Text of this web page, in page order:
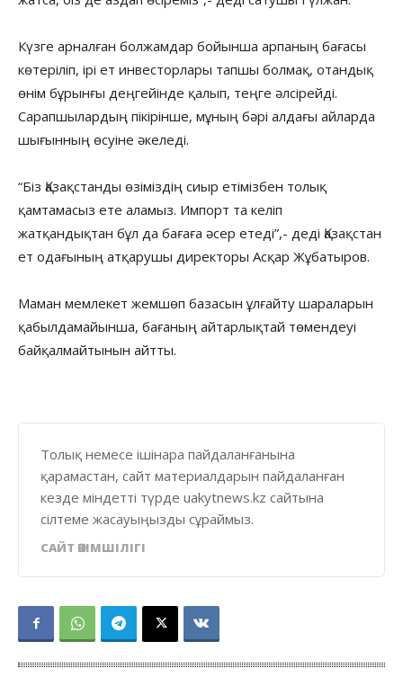
Күзге арналған болжамдар бойынша арпаның бағасы
көтеріліп, ірі ет инвесторлары тапшы болмақ, отандық
өнім бұрынғы деңгейінде қалып, теңге әлсірейді.
Сарапшылардың пікірінше, мұның бәрі алдағы айларда
шығынның өсуіне әкеледі.
“Біз Қазақстанды өзіміздің сиыр етімізбен толық
қамтамасыз ете аламыз. Импорт та келіп
жатқандықтан бұл да бағаға әсер етеді”,- деді Қазақстан
ет одағының атқарушы директоры Асқар Жұбатыров.
Маман мемлекет жемшөп базасын ұлғайту шараларын
қабылдамайынша, бағаның айтарлықтай төмендеуі
байқалмайтынын айтты.
Толық немесе ішінара пайдаланғанына
қарамастан, сайт материалдарын пайдаланған
кезде міндетті түрде uakytnews.kz сайтына
сілтеме жасауыңызды сұраймыз.
САЙТ ӘКІМШІЛІГІ